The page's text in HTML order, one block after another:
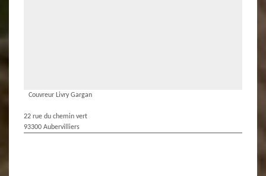
Couvreur Livry Gargan
22 rue du chemin vert
93300 Aubervilliers